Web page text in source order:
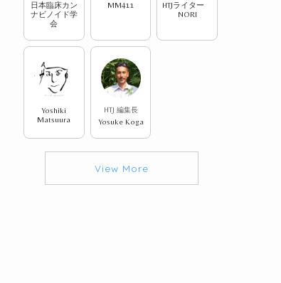
日本臨床カン
ナビノイド学
会
MM411
HTJライター
NORI
Yoshiki
Matsuura
HTJ 編集長
Yosuke Koga
View More